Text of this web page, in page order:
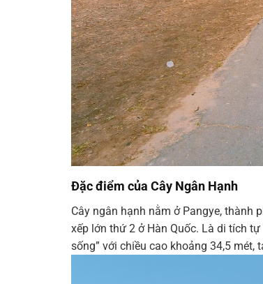
Đặc điểm của Cây Ngân Hạnh
Cây ngân hạnh nằm ở Pangye, thành
xếp lớn thứ 2 ở Hàn Quốc. Là di tích
sống” với chiều cao khoảng 34,5 mét,